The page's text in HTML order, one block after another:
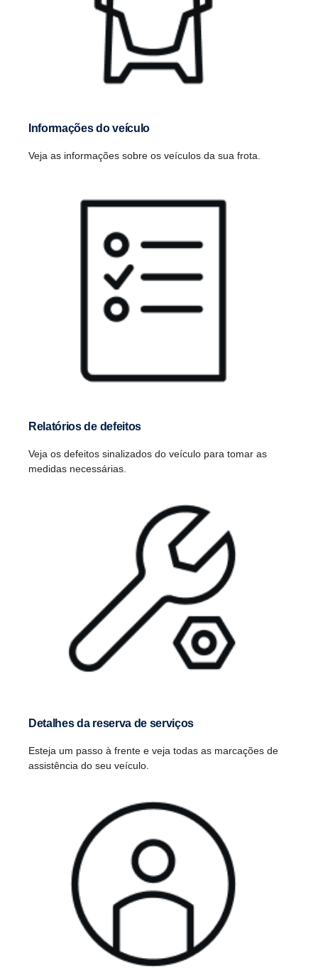
Informações do veículo
Veja as informações sobre os veículos da sua frota.
Relatórios de defeitos
Veja os defeitos sinalizados do veículo para tomar as
medidas necessárias.
Detalhes da reserva de serviços
Esteja um passo à frente e veja todas as marcações de
assistência do seu veículo.